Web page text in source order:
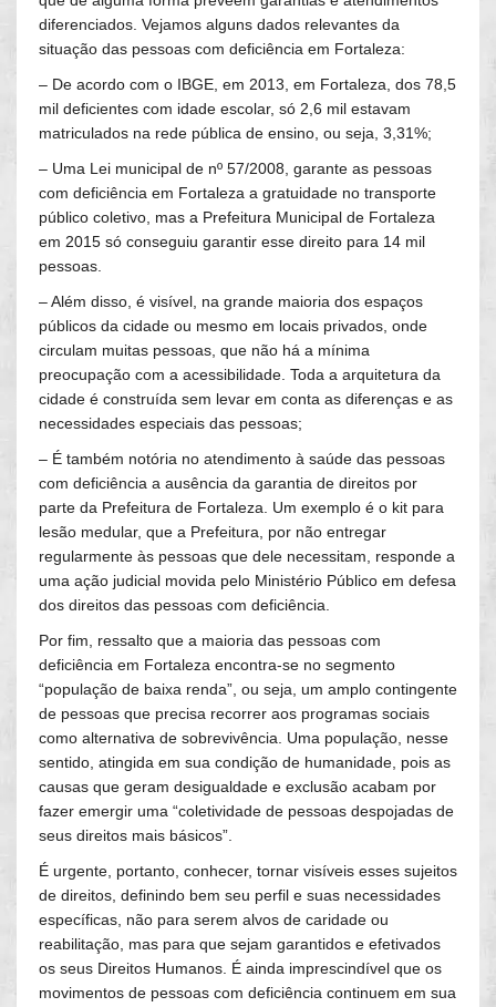
diferenciados. Vejamos alguns dados relevantes da
situação das pessoas com deficiência em Fortaleza:
– De acordo com o IBGE, em 2013, em Fortaleza, dos 78,5
mil deficientes com idade escolar, só 2,6 mil estavam
matriculados na rede pública de ensino, ou seja, 3,31%;
– Uma Lei municipal de nº 57/2008, garante as pessoas
com deficiência em Fortaleza a gratuidade no transporte
público coletivo, mas a Prefeitura Municipal de Fortaleza
em 2015 só conseguiu garantir esse direito para 14 mil
pessoas.
– Além disso, é visível, na grande maioria dos espaços
públicos da cidade ou mesmo em locais privados, onde
circulam muitas pessoas, que não há a mínima
preocupação com a acessibilidade. Toda a arquitetura da
cidade é construída sem levar em conta as diferenças e as
necessidades especiais das pessoas;
– É também notória no atendimento à saúde das pessoas
com deficiência a ausência da garantia de direitos por
parte da Prefeitura de Fortaleza. Um exemplo é o kit para
lesão medular, que a Prefeitura, por não entregar
regularmente às pessoas que dele necessitam, responde a
uma ação judicial movida pelo Ministério Público em defesa
dos direitos das pessoas com deficiência.
Por fim, ressalto que a maioria das pessoas com
deficiência em Fortaleza encontra-se no segmento
“população de baixa renda”, ou seja, um amplo contingente
de pessoas que precisa recorrer aos programas sociais
como alternativa de sobrevivência. Uma população, nesse
sentido, atingida em sua condição de humanidade, pois as
causas que geram desigualdade e exclusão acabam por
fazer emergir uma “coletividade de pessoas despojadas de
seus direitos mais básicos”.
É urgente, portanto, conhecer, tornar visíveis esses sujeitos
de direitos, definindo bem seu perfil e suas necessidades
específicas, não para serem alvos de caridade ou
reabilitação, mas para que sejam garantidos e efetivados
os seus Direitos Humanos. É ainda imprescindível que os
movimentos de pessoas com deficiência continuem em sua